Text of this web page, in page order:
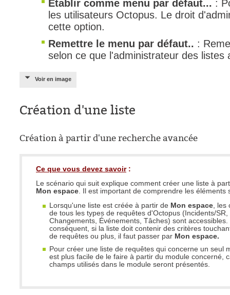
Établir comme menu par défaut... :
les utilisateurs Octopus. Le droit
cette option.
Remettre le menu par défaut.. :
selon ce que l'administrateur des listes
Voir en image
Création d'une liste
Création à partir d'une recherche avancée
Ce que vous devez savoir:
Le scénario qui suit explique comment créer une liste à
Mon espace. Il est important de comprendre les éléments
Lorsqu'une liste est créée à partir de Mon espace, les
de tous les types de requêtes d'Octopus (Incidents/SR,
Changements, Événements, Tâches) sont accessibles.
conséquent, si la liste doit contenir des critères
de requêtes ou plus, il faut passer par Mon espace.
Pour créer une liste de requêtes qui concerne un seul
est plus facile de le faire à partir du module concerné,
champs utilisés dans le module seront présentés.